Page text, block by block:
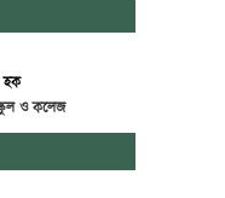
হক
স্কুল ও কলেজ